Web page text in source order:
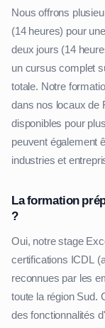
Nous offrons
(14 heures) pour
deux jours (14
un cursus complet
totale. Notre
dans nos locaux de
disponibles pour
peuvent également
industries et
La formation
?
Oui, notre stage
certifications ICDL
reconnues par les
toute la région Sud.
des fonctionnalités